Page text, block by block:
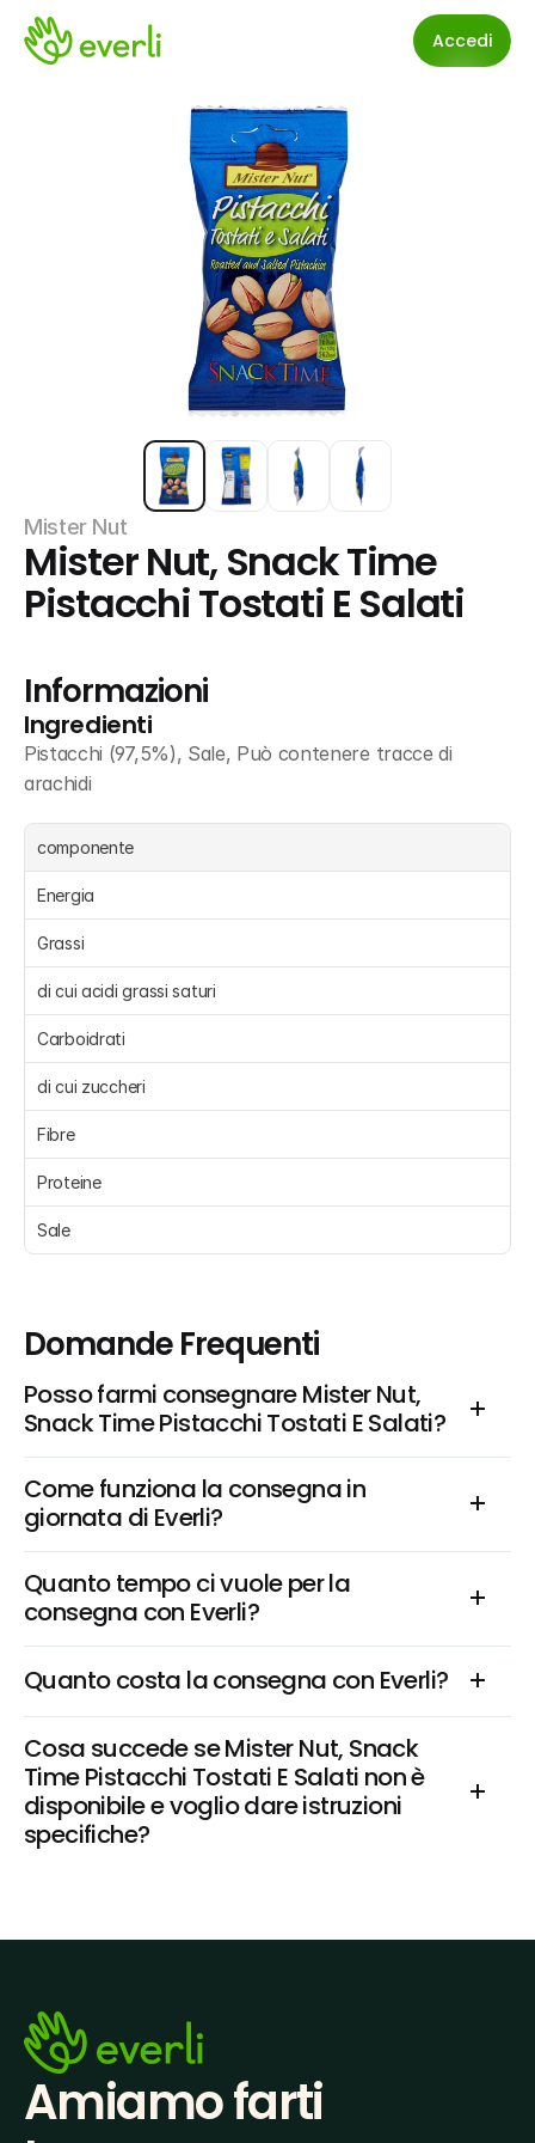
Accedi
Mister Nut
Mister Nut, Snack Time
Pistacchi Tostati E Salati
Informazioni
Ingredienti
Pistacchi (97,5%), Sale, Può contenere tracce di
arachidi
componente
Energia
Grassi
di cui acidi grassi saturi
Carboidrati
di cui zuccheri
Fibre
Proteine
Sale
Domande Frequenti
Posso farmi consegnare Mister Nut,
Snack Time Pistacchi Tostati E Salati?
Come funziona la consegna in
giornata di Everli?
Quanto tempo ci vuole per la
consegna con Everli?
Quanto costa la consegna con Everli?
Cosa succede se Mister Nut, Snack
Time Pistacchi Tostati E Salati non è
disponibile e voglio dare istruzioni
specifiche?
Amiamo farti